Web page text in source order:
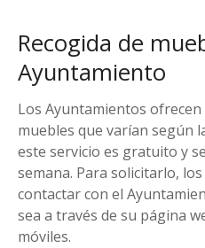
Recogida de
Ayuntamiento
Los Ayuntamientos
muebles que varían según
este servicio es gratuito y
semana. Para solicitarlo,
contactar con el
sea a través de su página
móviles.